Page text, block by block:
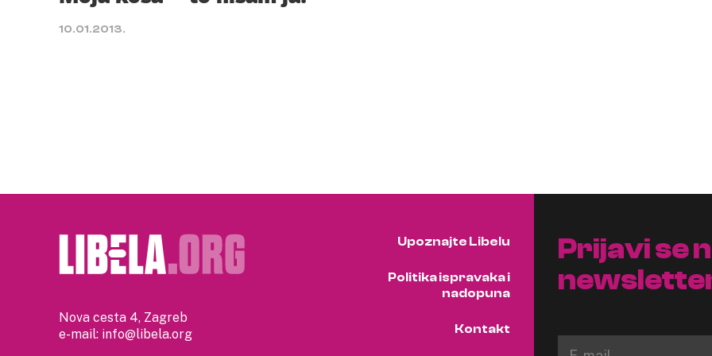
10.01.2013.
Nova cesta 4, Zagreb
e-mail: info@libela.org
Upoznajte Libelu
Politika ispravaka i
nadopuna
Kontakt
Prijavi se